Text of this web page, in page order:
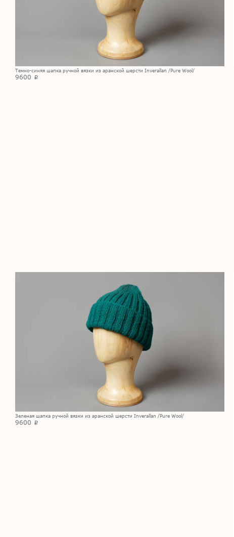
Темно-синяя шапка ручной вязки из аранской шерсти Inverallan /Pure Wool/
9600 p
Зеленая шапка ручной вязки из аранской шерсти Inverallan /Pure Wool/
9600 p